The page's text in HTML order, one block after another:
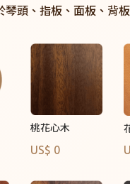
琴頭、指板、面板、背
桃花心木
US$ 0